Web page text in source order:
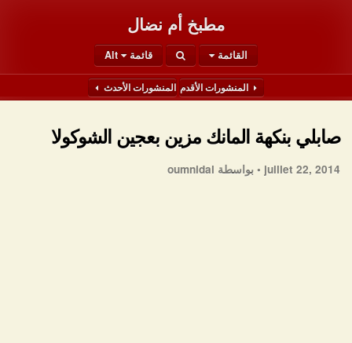
مطبخ أم نضال
القائمة قائمة Alt
المنشورات الأقدم المنشورات الأحدث
صابلي بنكهة المانك مزين بعجين الشوكولا
juillet 22, 2014 • بواسطة oumnidal